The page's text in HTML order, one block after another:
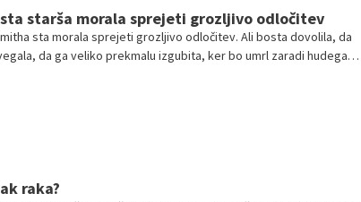
starša morala sprejeti grozljivo odločitev
sta morala sprejeti grozljivo odločitev. Ali bosta dovolila, da
da ga veliko prekmalu izgubita, ker bo umrl zaradi hudega
raka?